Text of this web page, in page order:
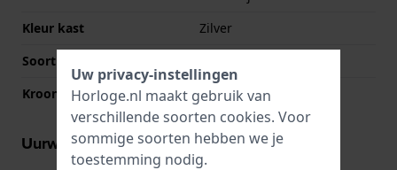
Kleur kast
Zilver
Soort glas
Kroon
Druk kroon
Uurwerk informatie
Uw privacy-instellingen
Horloge.nl maakt gebruik van
verschillende soorten cookies. Voor
sommige soorten hebben we je
toestemming nodig.